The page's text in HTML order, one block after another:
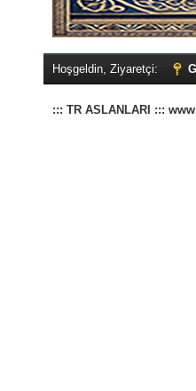
Hoşgeldin, Ziyaretçi:
::: TR ASLANLARI :::